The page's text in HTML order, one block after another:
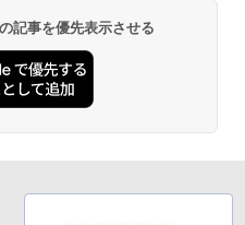
記事を優先表示させる